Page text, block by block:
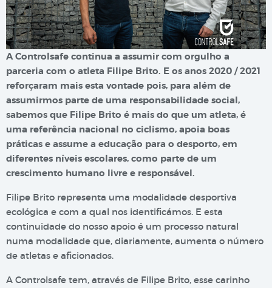
A Controlsafe continua a assumir com orgulho a
parceria com o atleta Filipe Brito. E os anos 2020 / 2021
reforçaram mais esta vontade pois, para além de
assumirmos parte de uma responsabilidade social,
sabemos que Filipe Brito é mais do que um atleta, é
uma referência nacional no ciclismo, apoia boas
práticas e assume a educação para o desporto, em
diferentes níveis escolares, como parte de um
crescimento humano livre e responsável.
Filipe Brito representa uma modalidade desportiva
ecológica e com a qual nos identificámos. E esta
continuidade do nosso apoio é um processo natural
numa modalidade que, diariamente, aumenta o número
de atletas e aficionados.
A Controlsafe tem, através de Filipe Brito, esse carinho